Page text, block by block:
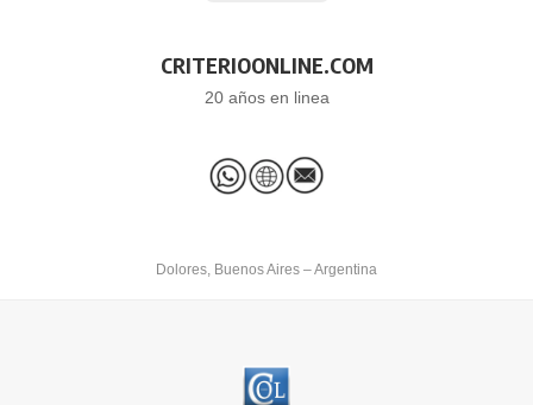
CRITERIOONLINE.COM
20 años en linea
Dolores, Buenos Aires – Argentina